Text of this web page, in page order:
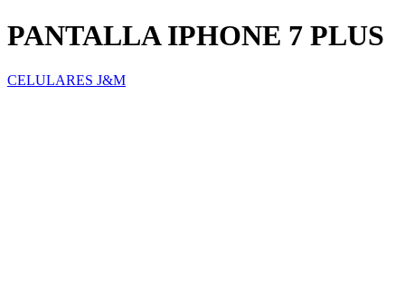
PANTALLA IPHONE 7 PLUS
CELULARES J&M